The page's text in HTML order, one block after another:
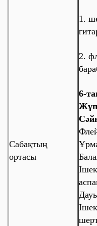
Сабақтың
ортасы
1.
2.
6-